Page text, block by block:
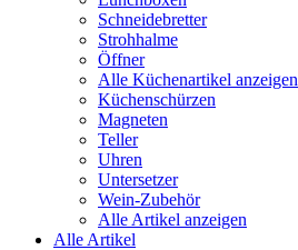
Schneidebretter
Strohhalme
Öffner
Alle Küchenartikel anzeigen
Küchenschürzen
Magneten
Teller
Uhren
Untersetzer
Wein-Zubehör
Alle Artikel anzeigen
Alle Artikel